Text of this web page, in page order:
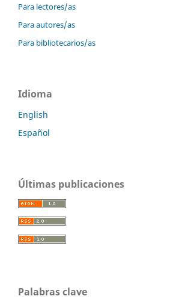
Para lectores/as
Para autores/as
Para bibliotecarios/as
Idioma
English
Español
Últimas publicaciones
Palabras clave